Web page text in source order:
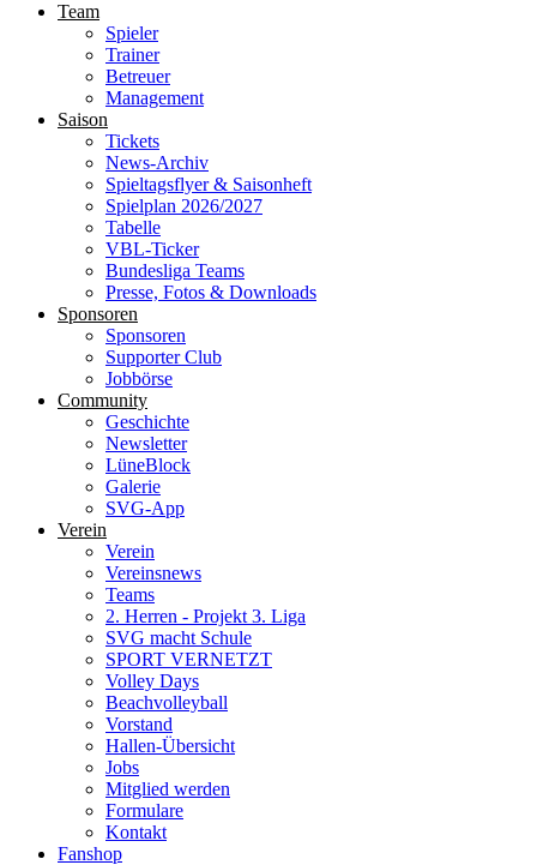
Team
Spieler
Trainer
Betreuer
Management
Saison
Tickets
News-Archiv
Spieltagsflyer & Saisonheft
Spielplan 2026/2027
Tabelle
VBL-Ticker
Bundesliga Teams
Presse, Fotos & Downloads
Sponsoren
Sponsoren
Supporter Club
Jobbörse
Community
Geschichte
Newsletter
LüneBlock
Galerie
SVG-App
Verein
Verein
Vereinsnews
Teams
2. Herren - Projekt 3. Liga
SVG macht Schule
SPORT VERNETZT
Volley Days
Beachvolleyball
Vorstand
Hallen-Übersicht
Jobs
Mitglied werden
Formulare
Kontakt
Fanshop